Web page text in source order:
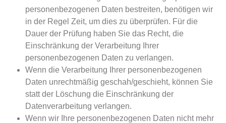
personenbezogenen Daten bestreiten, benötigen wir
in der Regel Zeit, um dies zu überprüfen. Für die
Dauer der Prüfung haben Sie das Recht, die
Einschränkung der Verarbeitung Ihrer
personenbezogenen Daten zu verlangen.
Wenn die Verarbeitung Ihrer personenbezogenen
Daten unrechtmäßig geschah/geschieht, können Sie
statt der Löschung die Einschränkung der
Datenverarbeitung verlangen.
Wenn wir Ihre personenbezogenen Daten nicht mehr